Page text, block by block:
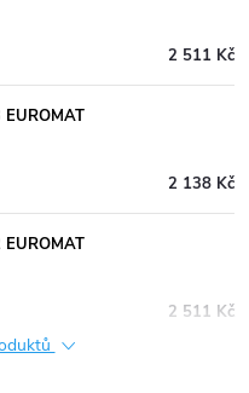
2 511 Kč
2 138 Kč
2 511 Kč